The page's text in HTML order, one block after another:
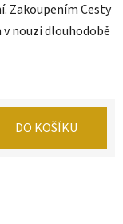
Zakoupením Cesty
nouzi dlouhodobě
DO KOŠÍKU